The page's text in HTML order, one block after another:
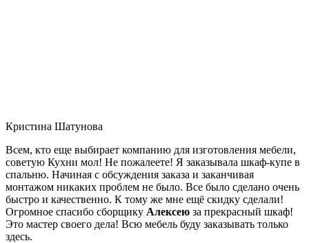
Кристина Шатунова
Всем, кто еще выбирает компанию для изготовления мебели,
советую Кухни мол! Не пожалеете! Я заказывала шкаф-купе в
спальню. Начиная с обсуждения заказа и заканчивая
монтажом никаких проблем не было. Все было сделано очень
быстро и качественно. К тому же мне ещё скидку сделали!
Огромное спасибо сборщику Алексею за прекрасный шкаф!
Это мастер своего дела! Всю мебель буду заказывать только
здесь.